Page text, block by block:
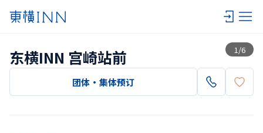
1 /6
查看一览
东横INN 宫崎站前
团体・集体预订